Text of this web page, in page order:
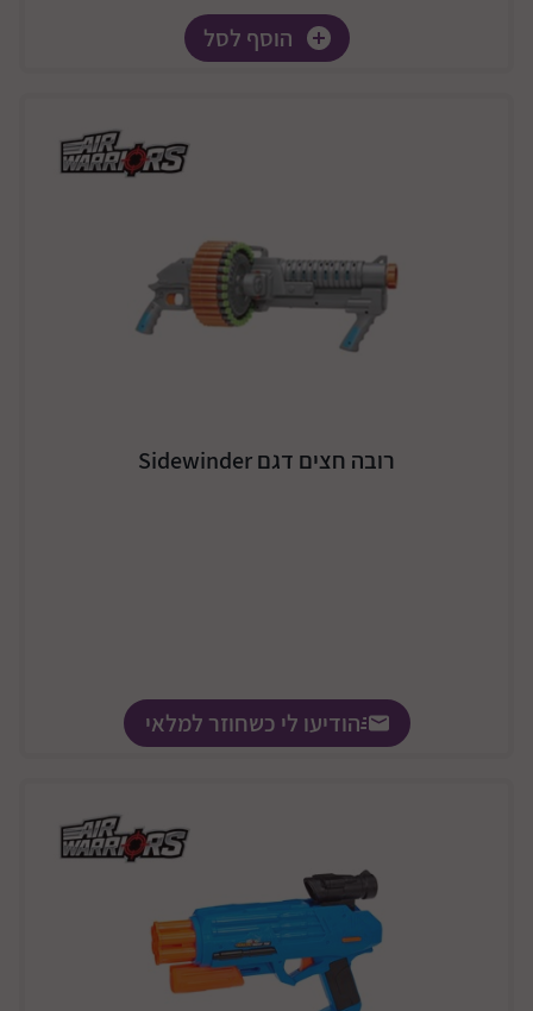
הוסף לסל
רובה חצים דגם Sidewinder
הודיעו לי כשחוזר למלאי